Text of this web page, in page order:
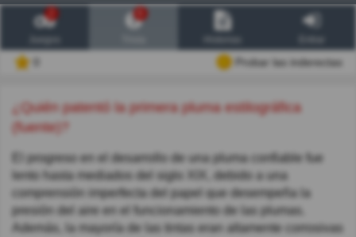
2
Probar las inderectas
¿Quién patentó la primera pluma estilográfica
(fuente)?
El progreso en el desarrollo de una pluma confiable fue
lento hasta mediados del siglo XIX, debido a una
comprensión imperfecta del papel que desempeña la
presión del aire en el funcionamiento de las plumas.
Además, la mayoría de las tintas eran altamente corrosivas